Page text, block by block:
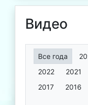
Видео
Все года
2022
2021
2017
2016